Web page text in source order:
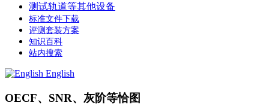
测试轨道等其他设备
标准文件下载
评测套装方案
知识百科
站内搜索
English
OECF、SNR、灰阶等恰图